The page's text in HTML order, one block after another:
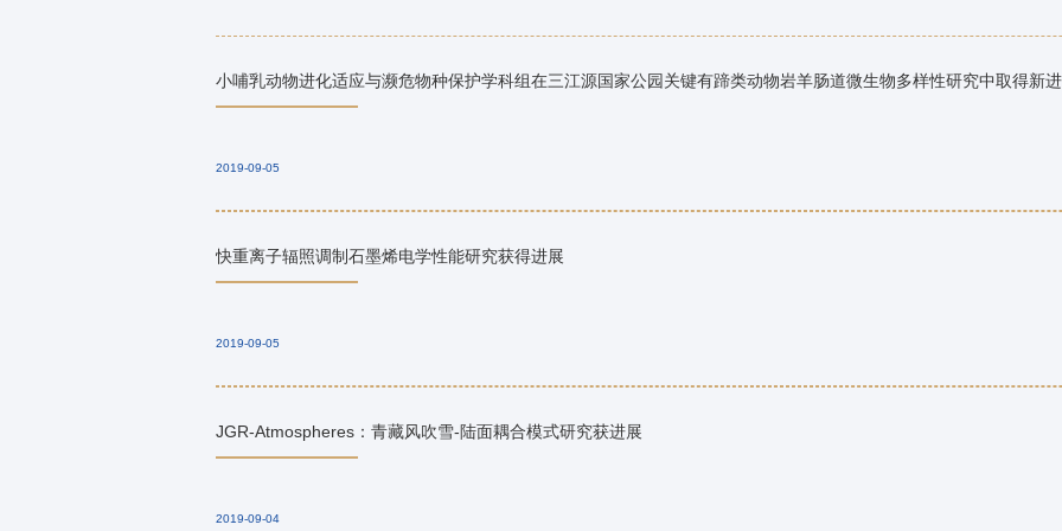
小哺乳动物进化适应与濒危物种保护学科组在三江源国家公园关键有蹄类动物岩羊肠道微生物多样性研究中取得新
2019-09-05
快重离子辐照调制石墨烯电学性能研究获得进展
2019-09-05
JGR-Atmospheres：青藏风吹雪-陆面耦合模式研究获进展
2019-09-04